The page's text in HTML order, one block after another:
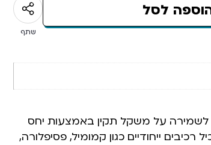
לסל
שתף
לשמירה על משקל תקין באמצעות יחס
רכיבים ייחודיים כגון קמומיל, פסיפלורה,